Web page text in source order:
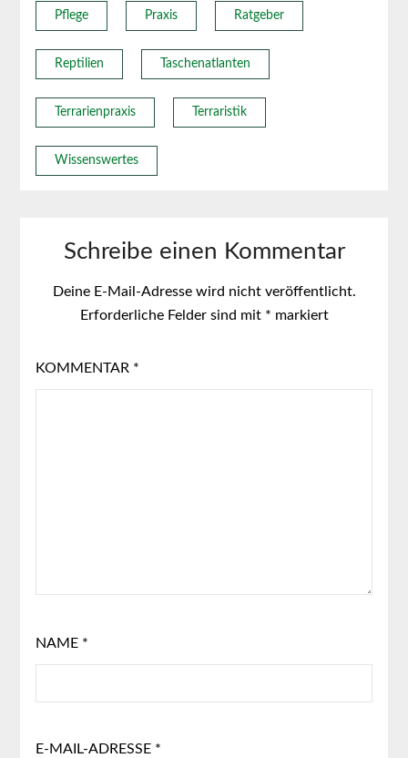
Pflege Praxis Ratgeber
Reptilien Taschenatlanten
Terrarienpraxis Terraristik
Wissenswertes
Schreibe einen Kommentar
Deine E-Mail-Adresse wird nicht veröffentlicht.
Erforderliche Felder sind mit * markiert
KOMMENTAR *
NAME *
E-MAIL-ADRESSE *